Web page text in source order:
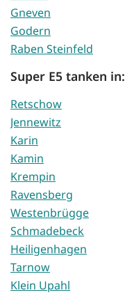
Gneven
Godern
Raben Steinfeld
Super E5 tanken in:
Retschow
Jennewitz
Karin
Kamin
Krempin
Ravensberg
Westenbrügge
Schmadebeck
Heiligenhagen
Tarnow
Klein Upahl